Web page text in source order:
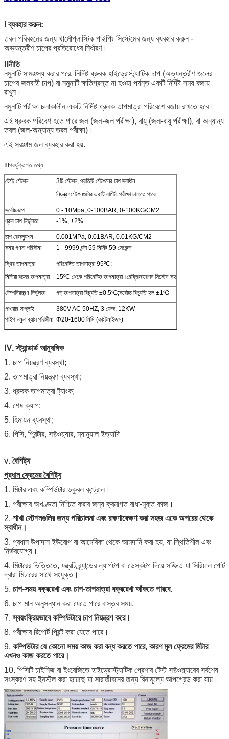
ব্যবহার করুন:
তরল পরিবহনের জন্য থার্মোপ্লাস্টিক পাইপিং সিস্টেমের জন্য ব্যবহার করুন -
অভ্যন্তরীণ চাপের প্রতিরোধের নির্ধারণ।
Ⅱনীতি
নমুনাটি সামঞ্জস্য করার পরে, নির্দিষ্ট ধ্রুবক হাইড্রোস্ট্যাটিক চাপ (অভ্যন্তরীণ জলের
চাপের জলবাহী চাপ) বা নমুনাটি ক্ষতিগ্রস্ত না হওয়া পর্যন্ত একটি নির্দিষ্ট সময় বজায়
রাখুন।
নমুনাটি পরীক্ষা চলাকালীন একটি নির্দিষ্ট ধ্রুবক তাপমাত্রা পরিবেশে বজায় রাখতে হবে।
এই ধ্রুবক পরিবেশ হতে পারে জল (জল-জল পরীক্ষা), বায়ু (জল-বায়ু পরীক্ষা), বা অন্যান্য
তরল (জল-অন্যান্য তরল পরীক্ষা)।
এই সরঞ্জাম জল ব্যবহার করা হয়.
Ⅲপ্রযুক্তিগত তথ্য:
টেস্ট স্টেশন
3টি স্টেশন, প্রতিটি স্টেশনের চাপ স্বাধীন
নিয়ন্ত্রণস্টেশনগুলির একটি বার্স্টিং পরীক্ষা চালাতে পারে
সর্বোচ্চচাপ
0 - 10Mpa, 0-100BAR, 0-100KG/CM2
ধ্রুব চাপ নির্ভুলতা
-1%, +2%
চাপ রেজল্যুশন
0.001MPa, 0.01BAR, 0.01KG/CM2
সময় গণনা পরিসীমা
1 - 9999 ঘন্টা 59 মিনিট 59 সেকেন্ড
স্থির তাপমাত্রা
মিডিয়া বক্সের তাপমাত্রা
পরিবেষ্টিত তাপমাত্রা 95ºC;
15ºC থেকে পরিবেষ্টিত তাপমাত্রা।রেফ্রিজারেশন সিস্টেম সহ
টেম্পনিয়ন্ত্রণ নির্ভুলতা গড় তাপমাত্রা বিচ্যুতি ±0.5℃;সর্বোচ্চ বিচ্যুতি হল ±1℃
পাওয়ার সাপ্লাই
380V AC 50HZ, 3 ফেজ, 12KW
পাইপ নমুনা ব্যাস পরিসীমা Φ20-1600 মিমি (কাস্টমাইজড)
Ⅳ. স্ট্যান্ডার্ড আনুষঙ্গিক
1. চাপ নিয়ন্ত্রণ ব্যবস্থা;
2. তাপমাত্রা নিয়ন্ত্রণ ব্যবস্থা;
3. ধ্রুবক তাপমাত্রা ট্যাংক;
4. শেষ ক্যাপ;
5. হিমায়ন ব্যবস্থা;
6. পিসি, প্রিন্টার, সফ্টওয়্যার, ম্যানুয়াল ইত্যাদি
Ⅴ. বৈশিষ্ট্য
প্রধান ফ্রেমের বৈশিষ্ট্য
1. মিটার এবং কম্পিউটার ডকুবল কন্ট্রোল।
1. পরীক্ষার অখণ্ডতা নিশ্চিত করার জন্য ক্রমাগত বাধা-মুক্ত কাজ।
2. শাখা স্টেশনগুলির জন্য পরিচালনা এবং রক্ষণাবেক্ষণ করা সহজ একে অপরের থেকে
স্বাধীন।
3. প্রধান উপাদান ইউরোপ বা আমেরিকা থেকে আমদানি করা হয়, যা স্থিতিশীল এবং
নির্ভরযোগ্য।
4. মিটারের ভিত্তিতে, যন্ত্রটি ব্র্যান্ডের ল্যাপটপ বা ডেস্কটপ দিয়ে সজ্জিত যা সিরিয়াল পোর্ট
দ্বারা মিটারের সাথে সংযুক্ত।
5. চাপ-সময় বক্ররেখাএবংচাপ-তাপমাত্রা বক্ররেখাআঁকতে পারবে.
6. চাপ মান অনুসন্ধান করা যেতে পারে বাস্তব সময়.
7.স্বয়ংক্রিয়ভাবে কম্পিউটারে চাপ নিয়ন্ত্রণ করে।
8. পরীক্ষার রিপোর্ট প্রিন্ট করা যেতে পারে।
9. কম্পিউটার যে কোনো সময় কাজ করা বন্ধ করতে পারে, কারণ মূল ফ্রেমের মিটার
এখনও কাজ করতে পারে।
10. পিসিটি চাইনিজ বা ইংরেজিতে হাইড্রোস্ট্যাটিক প্রেশার টেস্ট সফ্টওয়্যারের সর্বশেষ
সংস্করণ সহ ইনস্টল করা হয়েছে যা সারাজীবনের জন্য বিনামূল্যে আপগ্রেড করা যায়।